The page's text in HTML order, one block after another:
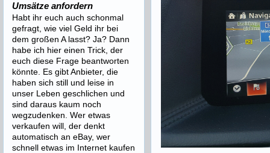
Umsätze anfordern
Habt ihr euch auch schonmal
gefragt, wie viel Geld ihr bei
dem großen A lasst? Ja? Dann
habe ich hier einen Trick, der
euch diese Frage beantworten
könnte. Es gibt Anbieter, die
haben sich still und leise in
unser Leben geschlichen und
sind daraus kaum noch
wegzudenken. Wer etwas
verkaufen will, der denkt
automatisch an eBay, wer
schnell etwas im Internet kaufen